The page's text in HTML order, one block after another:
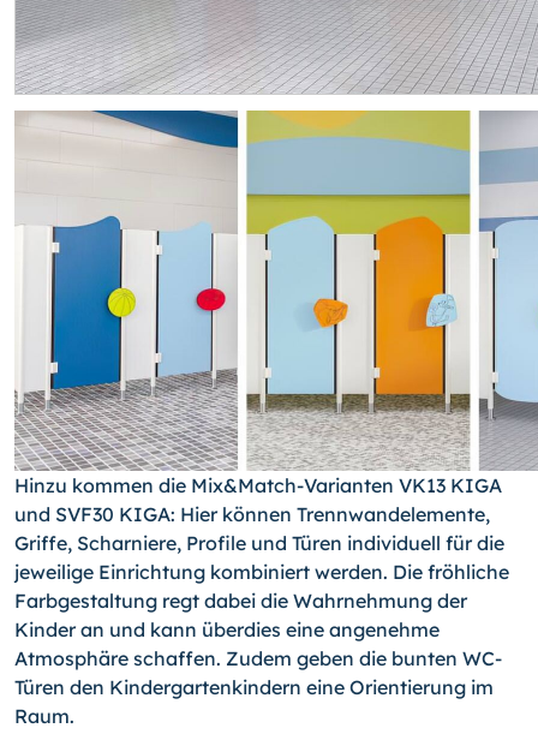
Hinzu kommen die Mix&Match-Varianten VK13 KIGA
und SVF30 KIGA: Hier können Trennwandelemente,
Griffe, Scharniere, Profile und Türen individuell für die
jeweilige Einrichtung kombiniert werden. Die fröhliche
Farbgestaltung regt dabei die Wahrnehmung der
Kinder an und kann überdies eine angenehme
Atmosphäre schaffen. Zudem geben die bunten WC-
Türen den Kindergartenkindern eine Orientierung im
Raum.